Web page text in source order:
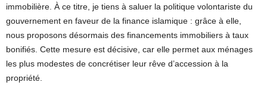
immobilière. À ce titre, je tiens à saluer la politique volontariste du
gouvernement en faveur de la finance islamique : grâce à elle,
nous proposons désormais des financements immobiliers à taux
bonifiés. Cette mesure est décisive, car elle permet aux ménages
les plus modestes de concrétiser leur rêve d’accession à la
propriété.